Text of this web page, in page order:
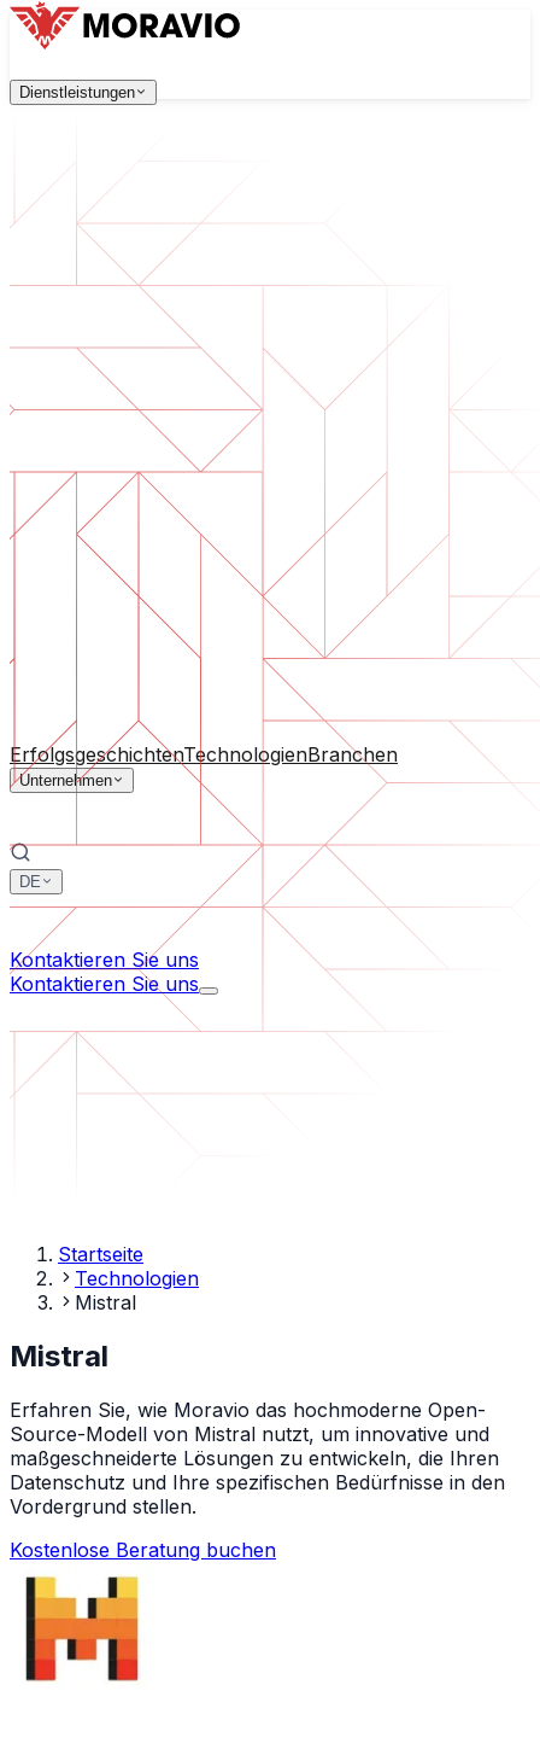
Dienstleistungen
Softwareentwicklung
Webanwendungen, die skalierbar, sicher und
Digitale Transformation
Digitalisieren Sie Ihr Unternehmen. Bereiten Sie sich auf
KI-Softwareentwicklung
Maßgeschneiderte KI-Tools, integriert in Ihre Prozesse.
Produktentwicklung
Von der Idee zum fertigen Produkt — Design,
Technische Due Diligence
Qualitätsbewertung und Risikoidentifikation in Ihrer
Software-Support
Laufende Wartung oder Rettung eines Projekts, das aus
Nach Unternehmensgröße
Für mittelständische Unternehmen
Alle Dienstleistungen
ErfolgsgeschichtenTechnologienBranchen
Unternehmen
DE
한국어
Kontaktieren Sie uns
Kontaktieren Sie uns
Alle Dienstleistungen→
English
Kontaktieren Sie uns
Startseite
Technologien
Mistral
Mistral
Erfahren Sie, wie Moravio das hochmoderne Open-
Source-Modell von Mistral nutzt, um innovative und
maßgeschneiderte Lösungen zu entwickeln, die Ihren
Datenschutz und Ihre spezifischen Bedürfnisse in den
Vordergrund stellen.
Kostenlose Beratung buchen